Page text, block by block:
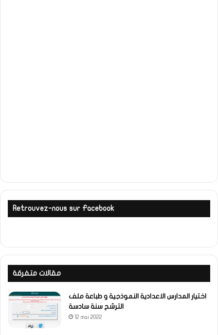
Retrouvez-nous sur Facebook
مقالات متفرقة
اختيار المدارس الاعدادية النموذجية و طباعة ملف
الترشح سنة سادسة
12 mai 2022